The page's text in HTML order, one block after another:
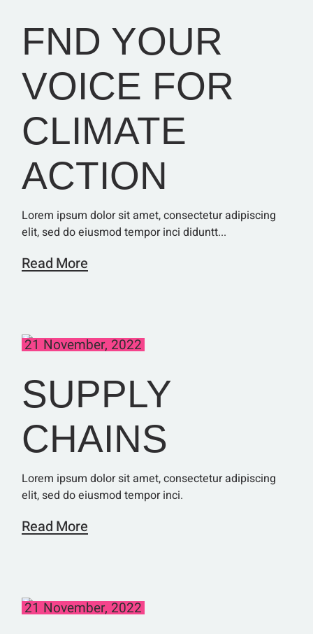
FND YOUR
VOICE FOR
CLIMATE
ACTION
Lorem ipsum dolor sit amet, consectetur adipiscing
elit, sed do eiusmod tempor inci diduntt...
Read More
21 November, 2022
SUPPLY
CHAINS
Lorem ipsum dolor sit amet, consectetur adipiscing
elit, sed do eiusmod tempor inci.
Read More
21 November, 2022